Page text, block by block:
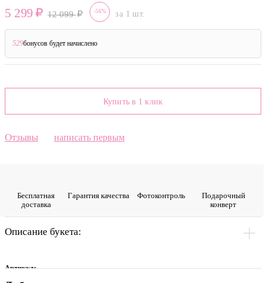
5 299 12 099 -56% за 1 шт.
529бонусов будет начислено
Купить в 1 клик
Отзывы написать первым
Бесплатная
доставка
Гарантия качества Фото­контроль
Подарочный
конверт
Описание букета:
Артикул: